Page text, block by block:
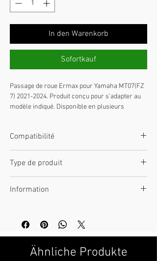
In den Warenkorb
Sofortkauf
Passage de roue Ermax pour Yamaha MT07(FZ
7) 2021-2024. Produit conçu pour s’adapter au
modèle indiqué. Disponible en plusieurs
contacter pour plus d’informations,
confirmation de disponibilité ou conseil avant
commande.
Compatibilité
Type de produit
Information
Ähnliche Produkte